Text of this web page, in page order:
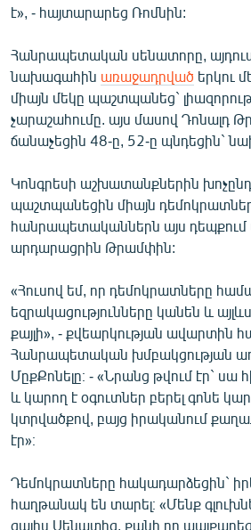
է», - հայտարարեց Ռոմնին:
Հանրապետական սենատորը,
նախագահին առաջադրված երկու
միայն մեկը պաշտպանեց`
չարաշահումը. այս մասով Դոնալդ
ճանաչեցին 48-ը, 52-ը պնդեցին`
Կոնգրեսի աշխատանքներին
պաշտպանեցին միայն
հանրապետականներն այս դեպքում
արդարացրին Թրամփին:
«Հուսով եմ, որ դեմոկրատները
եզրակացությունները կանեն և
քայլի», - քվեարկության ավարտին
Հանրապետական խմբակցության
ՄըքՔոնելը։ - «Նրանց թվում էր`
և կարող է օգուտներ բերել գոնե
կտրվածքով, բայց իրականում
էր»։
Դեմոկրատները հակադարձեցին`
հաղթանակ են տարել։ «Մենք
գալիս Սենատից, քանի որ